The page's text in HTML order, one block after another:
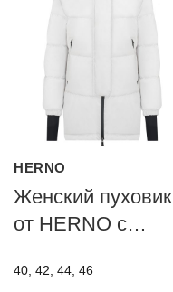
HERNO
Женский пуховик
от HERNO с
METEO
40, 42, 44, 46